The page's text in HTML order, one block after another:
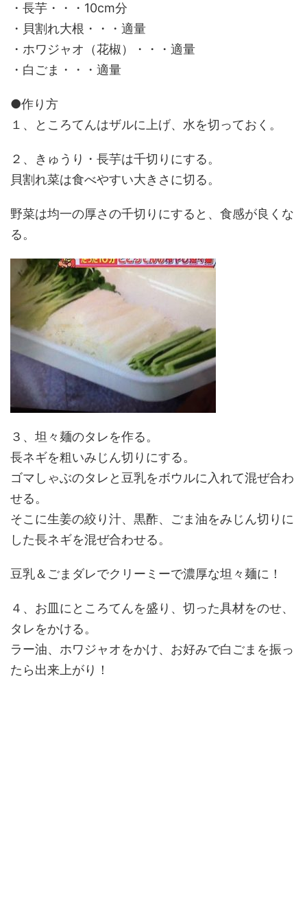
・長芋・・・10cm分
・貝割れ大根・・・適量
・ホワジャオ（花椒）・・・適量
・白ごま・・・適量
●作り方
１、ところてんはザルに上げ、水を切っておく。
２、きゅうり・長芋は千切りにする。
貝割れ菜は食べやすい大きさに切る。
野菜は均一の厚さの千切りにすると、食感が良くな
る。
３、坦々麺のタレを作る。
長ネギを粗いみじん切りにする。
ゴマしゃぶのタレと豆乳をボウルに入れて混ぜ合わ
せる。
そこに生姜の絞り汁、黒酢、ごま油をみじん切りに
した長ネギを混ぜ合わせる。
豆乳＆ごまダレでクリーミーで濃厚な坦々麺に！
４、お皿にところてんを盛り、切った具材をのせ、
タレをかける。
ラー油、ホワジャオをかけ、お好みで白ごまを振っ
たら出来上がり！